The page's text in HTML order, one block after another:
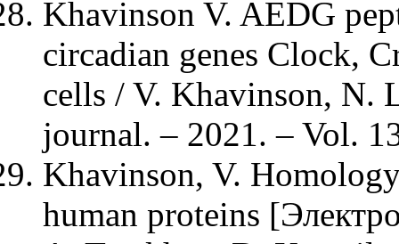
Khavinson V. AEDG
circadian genes Clock,
cells / V. Khavinson, N.
journal. – 2021. – Vol.
Khavinson, V.
human proteins